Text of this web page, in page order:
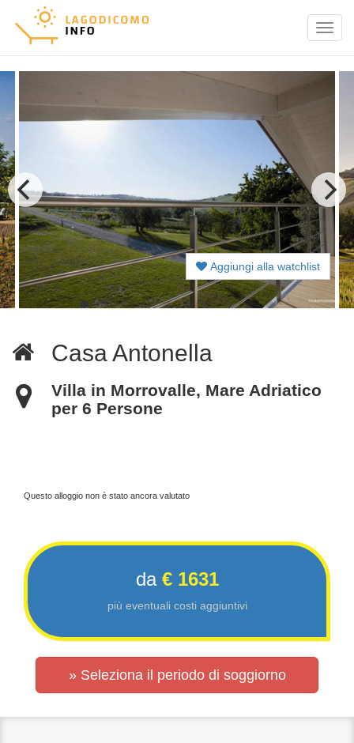
Menu
Aggiungi alla watchlist
Casa Antonella
Villa in Morrovalle, Mare Adriatico
per 6 Persone
Questo alloggio non è stato ancora valutato
da € 1631
più eventuali costi aggiuntivi
» Seleziona il periodo di soggiorno